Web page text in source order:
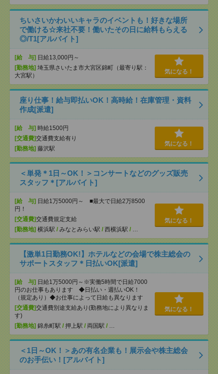
ちいさいかわいいキャラのイベントも！好きな場所
で働ける☆来社不要！働いたその日に給料もらえる
◎/T1[アルバイト]
[給 与] 日給13,000円～
[勤務地] 埼玉県さいたま市大宮区錦町（最寄り駅：
大宮駅）
気になる！
座り仕事！給与即払いOK！高時給！在庫管理・資料
作成[派遣]
[給 与] 時給1500円
[交通費]交通費支給有り
[勤務地] 藤沢駅
気になる！
＜単発＊1日～OK！＞コンサートなどのグッズ販売
スタッフ＊[アルバイト]
[給 与] 日給1万5000円～ ■最大で日給2万8500
円！
[交通費]交通費規定支給
[勤務地] 横浜駅 / みなとみらい駅 / 西横浜駅 / …
気になる！
【激単1日勤務OK!】ホテルなどの会場で株主総会の
サポートスタッフ＊日払いOK[派遣]
[給 与] 日給1万5000円～※実働5時間で日給7000
円のお仕事もあります ◆日払い・週払いOK！
（規定あり）◆お仕事によって日給も異なります
[交通費]交通費別途支給あり(勤務地により異なりま
す)
[勤務地] 錦糸町駅 / 押上駅 / 両国駅 / …
気になる！
＜1日～OK！＞あの有名企業も！展示会や株主総会
のお手伝い！[アルバイト]